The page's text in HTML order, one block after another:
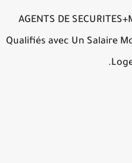
AGENTS DE
Qualifiés avec Un